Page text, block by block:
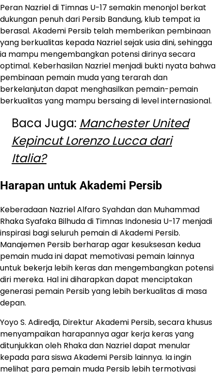
Peran Nazriel di Timnas U-17 semakin menonjol berkat
dukungan penuh dari Persib Bandung, klub tempat ia
berasal. Akademi Persib telah memberikan pembinaan
yang berkualitas kepada Nazriel sejak usia dini, sehingga
ia mampu mengembangkan potensi dirinya secara
optimal. Keberhasilan Nazriel menjadi bukti nyata bahwa
pembinaan pemain muda yang terarah dan
berkelanjutan dapat menghasilkan pemain-pemain
berkualitas yang mampu bersaing di level internasional.
Baca Juga: Manchester United
Kepincut Lorenzo Lucca dari
Italia?
Harapan untuk Akademi Persib
Keberadaan Nazriel Alfaro Syahdan dan Muhammad
Rhaka Syafaka Bilhuda di Timnas Indonesia U-17 menjadi
inspirasi bagi seluruh pemain di Akademi Persib.
Manajemen Persib berharap agar kesuksesan kedua
pemain muda ini dapat memotivasi pemain lainnya
untuk bekerja lebih keras dan mengembangkan potensi
diri mereka. Hal ini diharapkan dapat menciptakan
generasi pemain Persib yang lebih berkualitas di masa
depan.
Yoyo S. Adiredja, Direktur Akademi Persib, secara khusus
menyampaikan harapannya agar kerja keras yang
ditunjukkan oleh Rhaka dan Nazriel dapat menular
kepada para siswa Akademi Persib lainnya. Ia ingin
melihat para pemain muda Persib lebih termotivasi